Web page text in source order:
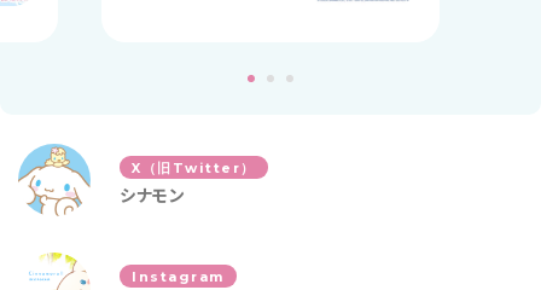
X（旧Twitter）
シナモン
Instagram